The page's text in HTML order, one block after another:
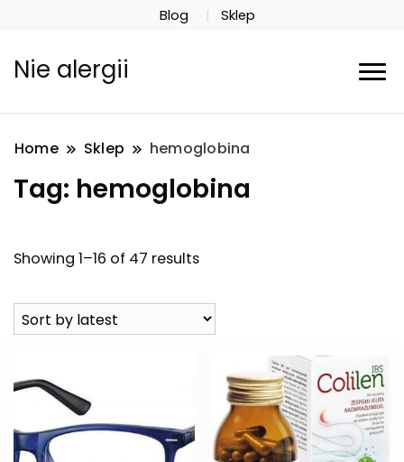
Blog Sklep
Nie alergii
Home Sklep hemoglobina
Tag: hemoglobina
Showing 1–16 of 47 results